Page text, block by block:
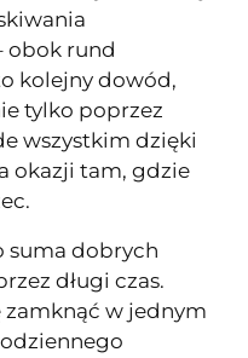
obok rund
kolejny dowód,
tylko poprzez
wszystkim dzięki
okazji tam, gdzie
suma dobrych
długi czas.
zamknąć w jednym